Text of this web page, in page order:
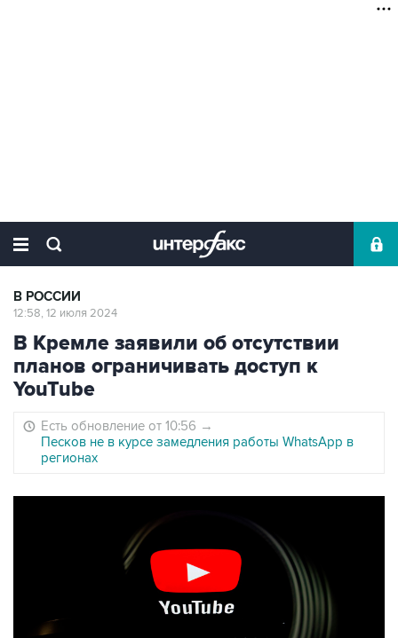
В РОССИИ
12:58, 12 июля 2024
В Кремле заявили об отсутствии
планов ограничивать доступ к
YouTube
Есть обновление от 10:56 →
Песков не в курсе замедления работы WhatsApp в
регионах